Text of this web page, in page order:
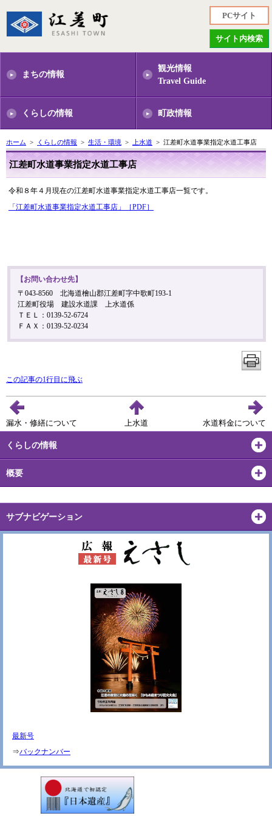
PCサイト
サイト内検索
まちの情報
観光情報
Travel Guide
くらしの情報 町政情報
ホーム > くらしの情報 > 生活・環境 > 上水道 > 江差町水道事業指定水道工事店
江差町水道事業指定水道工事店
令和８年４月現在の江差町水道事業指定水道工事店一覧です。
「江差町水道事業指定水道工事店」［PDF］
【お問い合わせ先】
〒043-8560 北海道檜山郡江差町字中歌町193-1
江差町役場 建設水道課 上水道係
ＴＥＬ：0139-52-6724
ＦＡＸ：0139-52-0234
この記事の1行目に飛ぶ
漏水・修繕について 上水道 水道料金について
くらしの情報
概要
サブナビゲーション
最新号
⇒バックナンバー